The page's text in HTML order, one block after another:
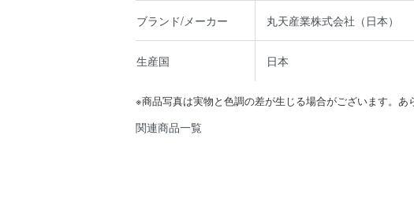
ブランド/メーカー 丸天産業株式会社（日本）
生産国 日本
※商品写真は実物と色調の差が生じる場合がございます。あ
関連商品一覧